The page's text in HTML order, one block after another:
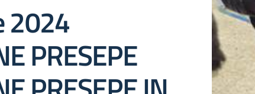
2024
PRESEPE